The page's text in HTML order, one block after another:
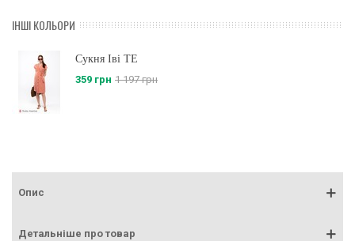
ІНШІ КОЛЬОРИ
Сукня Іві TE
359 грн 1 197 грн
Опис
Детальніше про товар